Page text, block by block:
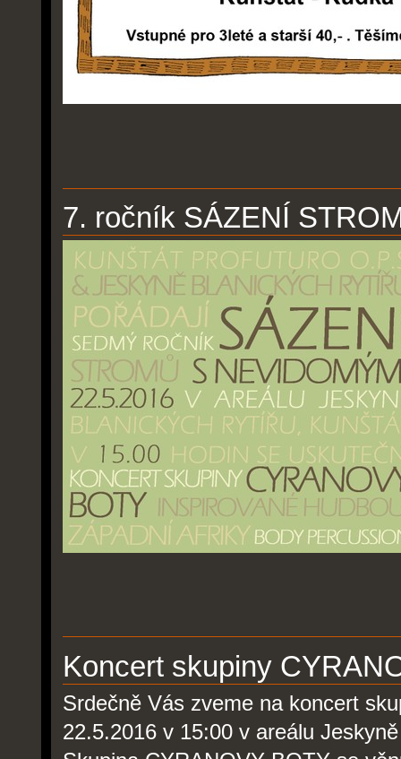
7. ročník SÁZENÍ
Koncert skupiny
Srdečně Vás zveme na koncert
22.5.2016 v 15:00 v areálu